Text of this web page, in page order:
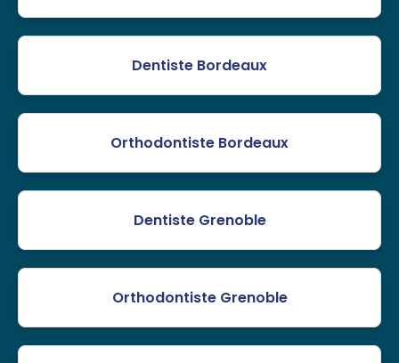
Dentiste Bordeaux
Orthodontiste Bordeaux
Dentiste Grenoble
Orthodontiste Grenoble